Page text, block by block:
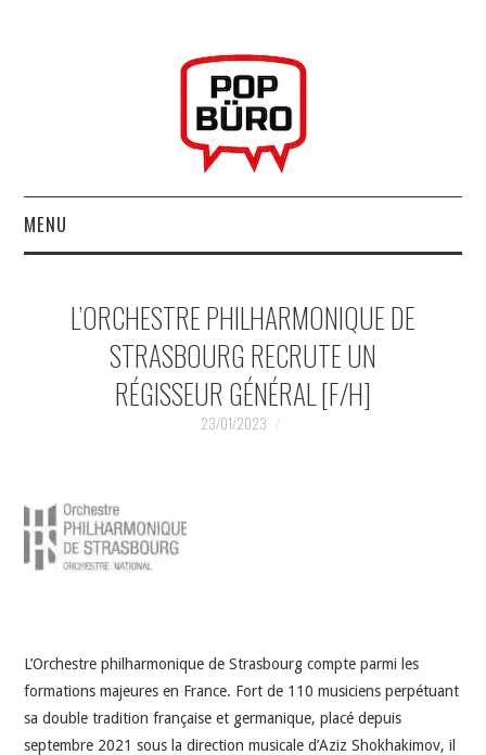
MENU
MUSIQUESACTUELLES.NET
GABBA GABBA HEY !
INDÉPENDANTS
DOKO
L’ORCHESTRE PHILHARMONIQUE DE
STRASBOURG RECRUTE UN
RÉGISSEUR GÉNÉRAL [F/H]
23/01/2023
L’Orchestre philharmonique de Strasbourg compte parmi les
formations majeures en France. Fort de 110 musiciens perpétuant
sa double tradition française et germanique, placé depuis
septembre 2021 sous la direction musicale d’Aziz Shokhakimov, il